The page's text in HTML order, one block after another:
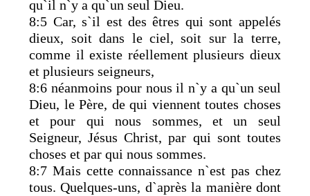
qu`il n`y a qu`un seul Dieu.
8:5 Car, s`il est des êtres qui sont appelés
dieux, soit dans le ciel, soit sur la terre,
comme il existe réellement plusieurs dieux
et plusieurs seigneurs,
8:6 néanmoins pour nous il n`y a qu`un seul
Dieu, le Père, de qui viennent toutes choses
et pour qui nous sommes, et un seul
Seigneur, Jésus Christ, par qui sont toutes
choses et par qui nous sommes.
8:7 Mais cette connaissance n`est pas chez
tous. Quelques-uns, d`après la manière dont